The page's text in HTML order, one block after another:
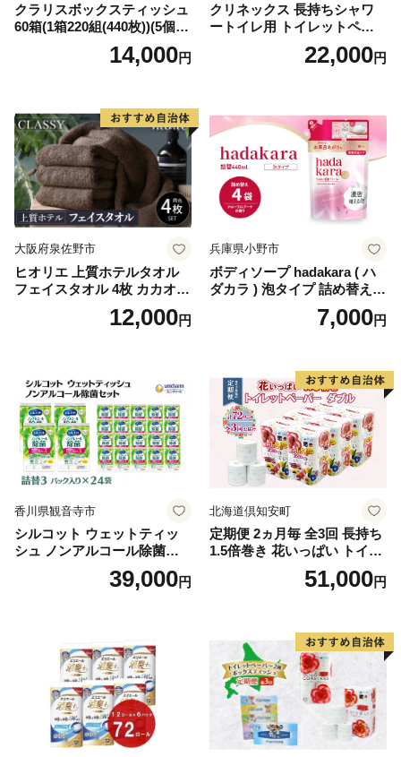
クラリスボックスティッシュ
60箱(1箱220組(440枚))(5個入
り×12セット)【1256759】
14,000円
クリネックス 長持ちシャワ
ートイレ用 トイレットペー
パー（ダブル）64ロール(8ロ
ール×8パック) 開成町 トイレ
蓄 防災 エコ 消耗品 生活雑貨
生活用品 無香料 トイレット
ペーパー ダブル といれっと
ぺーぱー トイレ クレシア ト
イレットペーパー [BDBH002
-1]
22,000円
大阪府泉佐野市
ヒオリエ 上質ホテルタオル
フェイスタオル 4枚 カカオ
【タオル 泉州タオル 吸水 普
段使い 無地 シンプル 日用品
12,000円
兵庫県小野市
ボディソープ hadakara ( ハ
ダカラ ) 泡タイプ 詰め替え 4
40ml×4袋 ボディーソープ 泡
ボディソープ 泡 日用品 消耗
泡石鹸 石鹸 兵庫 兵庫県 小野
7,000円
香川県観音寺市
シルコット ウェットティッ
シュ ノンアルコール除菌詰
替（43枚×3P）×24袋 日用品
おもちゃ 拭き取り 手拭き 外
39,000円
北海道倶知安町
定期便 2ヵ月毎 全3回 長持ち
1.5倍巻き 花いっぱい トイレ
ットペーパー ダブル 45ｍ 計
72ロール 全18種 花柄 プリン
ー 消耗品 備蓄 送料無料 北海
道 倶知安町 日用品
51,000円